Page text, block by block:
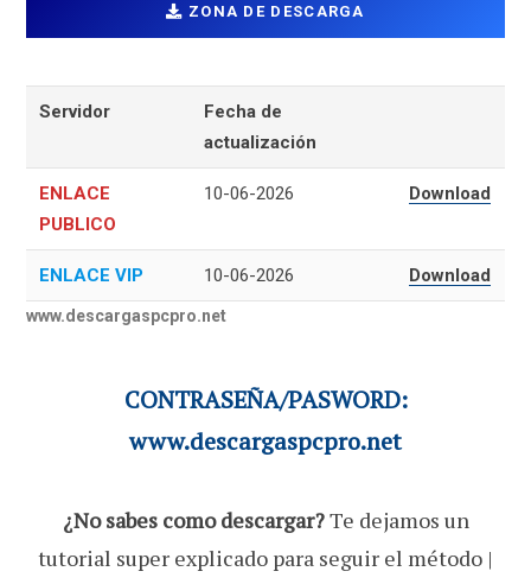
ZONA DE DESCARGA
Servidor
Fecha de
actualización
ENLACE
PUBLICO
10-06-2026 Download
ENLACE VIP 10-06-2026 Download
www.descargaspcpro.net
CONTRASEÑA/PASWORD:
www.descargaspcpro.net
¿No sabes como descargar?Te dejamos un
tutorial super explicado para seguir el método |